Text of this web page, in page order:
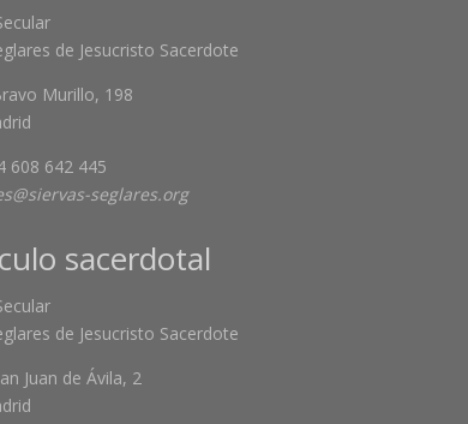
de Jesucristo Sacerdote
Murillo, 198
608 642 445
seglares.org
sacerdotal
de Jesucristo Sacerdote
Juan de Ávila, 2